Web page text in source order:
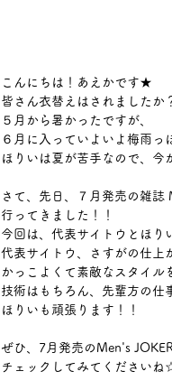
こんにちは！あえかです★
皆さん衣替えはされましたか
５月から暑かったですが、
６月に入っていよいよ梅雨
ほりいは夏が苦手なので、
さて、先日、７月発売の雑誌
行ってきました！！
今回は、代表サイトウとほ
代表サイトウ、さすがの仕上
かっこよくて素敵なスタイ
技術はもちろん、先輩方の仕
ほりいも頑張ります！！
ぜひ、7月発売のMen's
チェックしてみてくださいね